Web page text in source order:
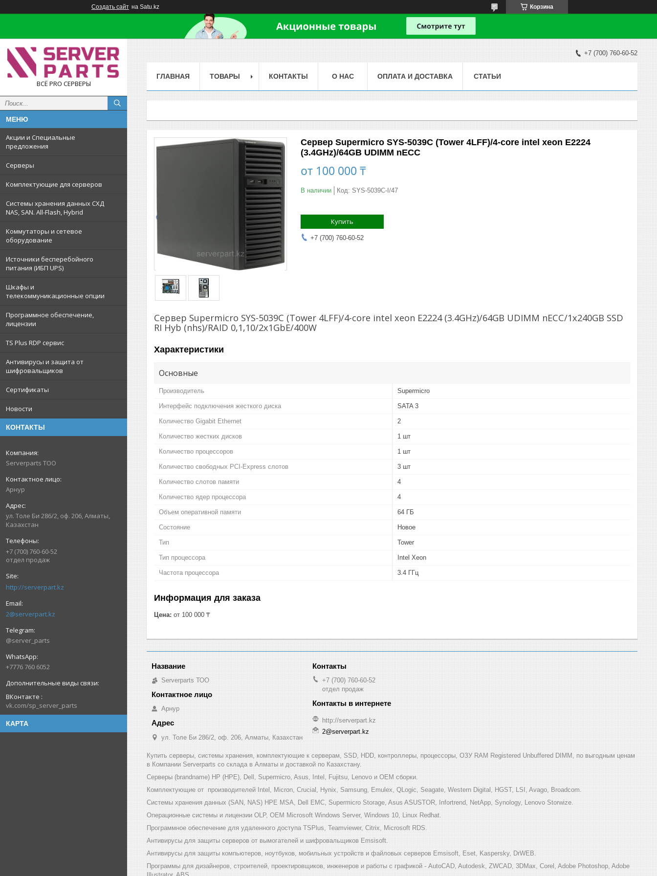
Создать сайт на Satu.kz Корзина
ВСЁ PRO СЕРВЕРЫ
Акции и Специальные
предложения
Серверы
Комплектующие для серверов
Системы хранения данных СХД
NAS, SAN. All-Flash, Hybrid
Коммутаторы и сетевое
оборудование
Источники бесперебойного
питания (ИБП UPS)
Шкафы и
телекоммуникационные опции
Программное обеспечение,
лицензии
TS Plus RDP сервис
Антивирусы и защита от
шифровальщиков
Сертификаты
Новости
КОНТАКТЫ
Serverparts ТОО
Арнур
ул. Толе Би 286/2, оф. 206, Алматы,
Казахстан
+7 (700) 760-60-52
отдел продаж
http://serverpart.kz
2@serverpart.kz
@server_parts
+7776 760 6052
ВКонтакте
vk.com/sp_server_parts
КАРТА
+7 (700) 760-60-52
ГЛАВНАЯ ТОВАРЫ КОНТАКТЫ О НАС ОПЛАТА И ДОСТАВКА СТАТЬИ
Сервер Supermicro SYS-5039C (Tower 4LFF)/4-core intel xeon E2224
(3.4GHz)/64GB UDIMM nECC
от 100 000 ₸
В наличии Код: SYS-5039C-I/47
Купить
+7 (700) 760-60-52
Сервер Supermicro SYS-5039C (Tower 4LFF)/4-core intel xeon E2224 (3.4GHz)/64GB UDIMM nECC/1x240GB SSD
RI Hyb (nhs)/RAID 0,1,10/2x1GbE/400W
Характеристики
Основные
Производитель Supermicro
Интерфейс подключения жесткого диска SATA 3
Количество Gigabit Ethernet 2
Количество жестких дисков 1 шт
Количество процессоров 1 шт
Количество свободных PCI-Express слотов 3 шт
Количество слотов памяти 4
Количество ядер процессора 4
Объем оперативной памяти 64 ГБ
Состояние Новое
Тип Tower
Тип процессора Intel Xeon
Частота процессора 3.4 ГГц
Информация для заказа
Цена: от 100 000 ₸
Serverparts ТОО
Арнур
ул. Толе Би 286/2, оф. 206, Алматы, Казахстан
+7 (700) 760-60-52
отдел продаж
http://serverpart.kz
2@serverpart.kz
Купить серверы, системы хранения, комплектующие к серверам, SSD, HDD, контроллеры, процессоры, ОЗУ RAM Registered Unbuffered DIMM, по выгодным ценам
в Компании Serverparts со склада в Алматы и доставкой по Казахстану.
Серверы (brandname) HP (HPE), Dell, Supermicro, Asus, Intel, Fujitsu, Lenovo и ОЕМ сборки.
Комплектующие от производителей Intel, Micron, Crucial, Hynix, Samsung, Emulex, QLogic, Seagate, Western Digital, HGST, LSI, Avago, Broadcom.
Системы хранения данных (SAN, NAS) HPE MSA, Dell EMC, Supermicro Storage, Asus ASUSTOR, Infortrend, NetApp, Synology, Lenovo Storwize.
Операционные системы и лицензии OLP, OEM Microsoft Windows Server, Windows 10, Linux Redhat.
Программное обеспечение для удаленного доступа TSPlus, Teamviewer, Citrix, Microsoft RDS.
Антивирусы для защиты серверов от вымогателей и шифровальщиков Emsisoft.
Антивирусы для защиты компьютеров, ноутбуков, мобильных устройств и файловых серверов Emsisoft, Eset, Kaspersky, DrWEB.
Программы для дизайнеров, строителей, проектировщиков, инженеров и работы с графикой - AutoCAD, Autodesk, ZWCAD, 3DMax, Corel, Adobe Photoshop, Adobe